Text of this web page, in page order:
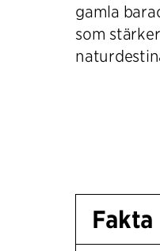
gamla
som
Fakta